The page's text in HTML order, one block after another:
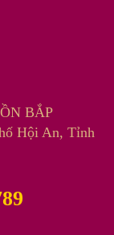
BẮP
Hội An, Tỉnh